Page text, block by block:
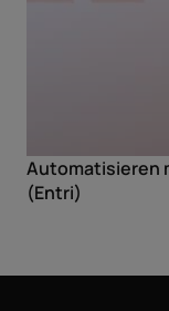
Automatisieren
(Entri)